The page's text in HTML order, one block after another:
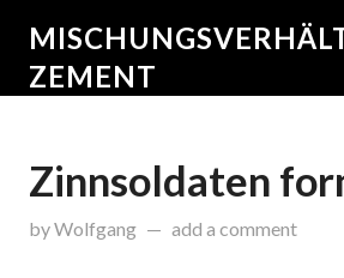
ZEMENT
Zinnsoldaten
byWolfgang onJanuar 13, 2015
add a comment